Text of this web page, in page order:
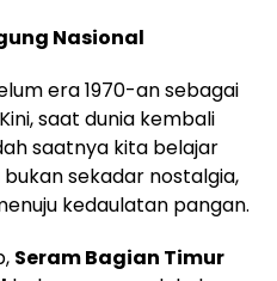
Nasional
era 1970-an sebagai
saat dunia kembali
saatnya kita belajar
bukan sekadar nostalgia,
kedaulatan pangan.
Seram Bagian Timur